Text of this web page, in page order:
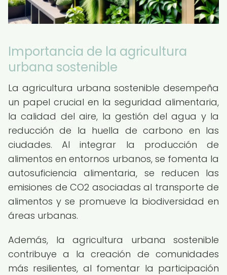
Importancia de la agricultura
urbana sostenible
La agricultura urbana sostenible desempeña
un papel crucial en la seguridad alimentaria,
la calidad del aire, la gestión del agua y la
reducción de la huella de carbono en las
ciudades. Al integrar la producción de
alimentos en entornos urbanos, se fomenta la
autosuficiencia alimentaria, se reducen las
emisiones de CO2 asociadas al transporte de
alimentos y se promueve la biodiversidad en
áreas urbanas.
Además, la agricultura urbana sostenible
contribuye a la creación de comunidades
más resilientes, al fomentar la participación